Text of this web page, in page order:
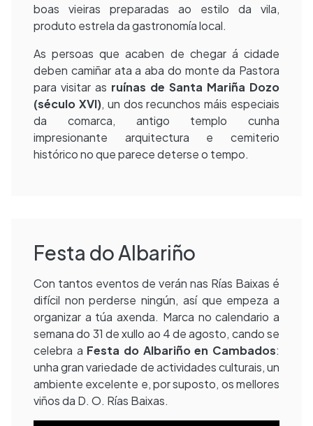
boas vieiras preparadas ao estilo da vila,
produto estrela da gastronomía local.
As persoas que acaben de chegar á cidade
deben camiñar ata a aba do monte da Pastora
para visitar as ruínas de Santa Mariña Dozo
(século XVI), un dos recunchos máis especiais
da comarca, antigo templo cunha
impresionante arquitectura e cemiterio
histórico no que parece deterse o tempo.
Festa do Albariño
Con tantos eventos de verán nas Rías Baixas é
difícil non perderse ningún, así que empeza a
organizar a túa axenda. Marca no calendario a
semana do 31 de xullo ao 4 de agosto, cando se
celebra a Festa do Albariño en Cambados:
unha gran variedade de actividades culturais, un
ambiente excelente e, por suposto, os mellores
viños da D. O. Rías Baixas.